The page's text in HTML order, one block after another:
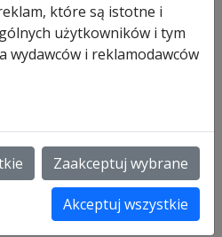
serwisowa to
i bez pilota w
SupraMatic HT, (seria 3).
01 – obecnie.
zamienne Hörmannw naszej
które są istotne i
użytkowników i tym
wydawców i reklamodawców
Zaakceptuj wybrane
Akceptuj wszystkie